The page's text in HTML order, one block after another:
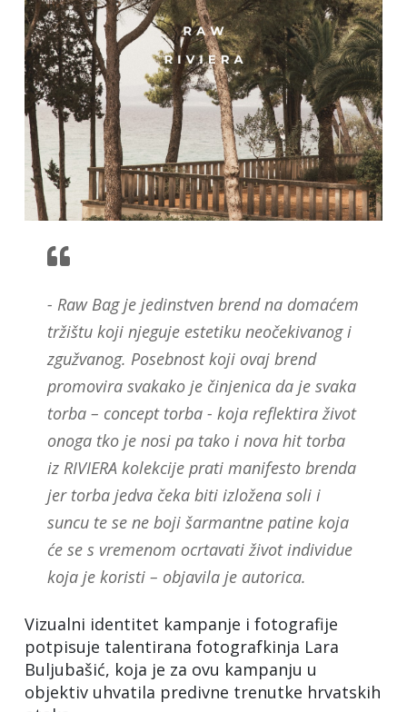
- Raw Bag je jedinstven brend na domaćem
tržištu koji njeguje estetiku neočekivanog i
zgužvanog. Posebnost koji ovaj brend
promovira svakako je činjenica da je svaka
torba – concept torba - koja reflektira život
onoga tko je nosi pa tako i nova hit torba
iz RIVIERA kolekcije prati manifesto brenda
jer torba jedva čeka biti izložena soli i
suncu te se ne boji šarmantne patine koja
će se s vremenom ocrtavati život individue
koja je koristi – objavila je autorica.
Vizualni identitet kampanje i fotografije
potpisuje talentirana fotografkinja Lara
Buljubašić, koja je za ovu kampanju u
objektiv uhvatila predivne trenutke hrvatskih